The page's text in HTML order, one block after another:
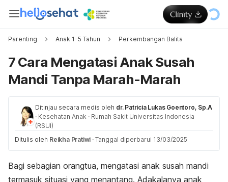
Parenting Anak 1-5 Tahun Perkembangan Balita
7 Cara Mengatasi Anak Susah
Mandi Tanpa Marah-Marah
Ditinjau secara medis oleh dr. Patricia Lukas Goentoro, Sp.A
· Kesehatan Anak · Rumah Sakit Universitas Indonesia
(RSUI)
Ditulis oleh Reikha Pratiwi · Tanggal diperbarui 13/03/2025
Bagi sebagian orangtua, mengatasi anak susah mandi
termasuk situasi yang menantang. Adakalanya anak